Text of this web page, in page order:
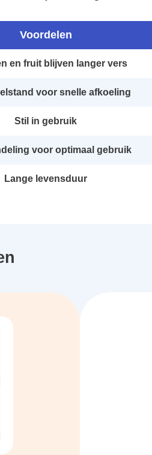
Voordelen
en fruit blijven langer vers
voor snelle afkoeling
Stil in gebruik
voor optimaal gebruik
Lange levensduur